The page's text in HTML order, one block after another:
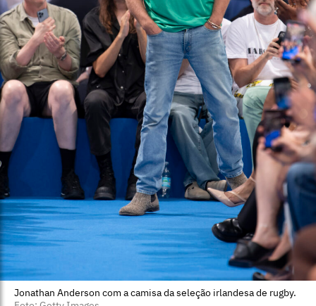
Jonathan Anderson com a camisa da seleção irlandesa de rugby.